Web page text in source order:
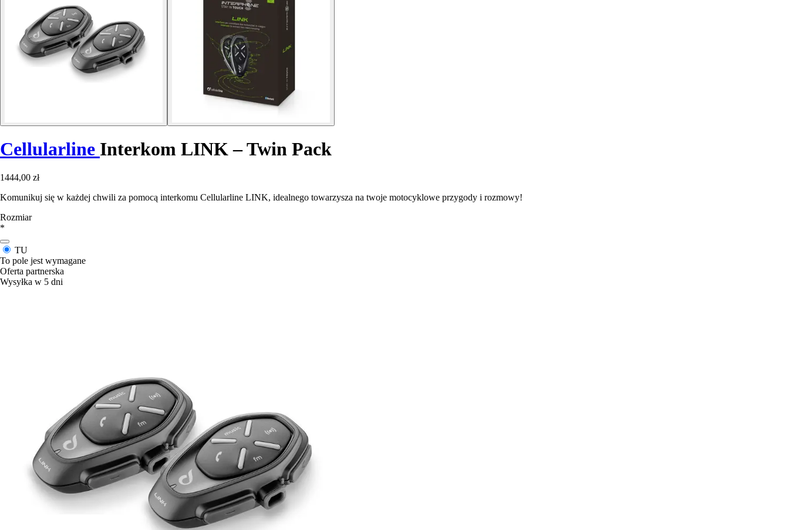
Cellularline Interkom LINK – Twin Pack
1444,00 zł
Komunikuj się w każdej chwili za pomocą interkomu Cellularline LINK, idealnego towarzysza na twoje motocyklowe przygody i rozmowy!
Rozmiar
*
TU
To pole jest wymagane
Oferta partnerska
Wysyłka w 5 dni